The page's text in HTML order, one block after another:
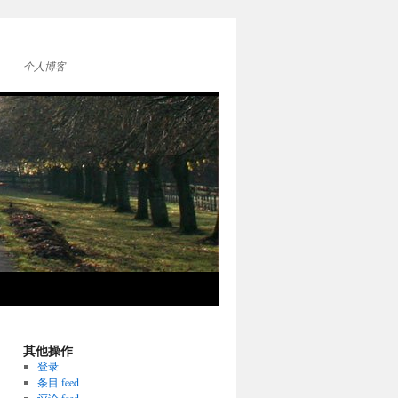
个人博客
其他操作
登录
条目 feed